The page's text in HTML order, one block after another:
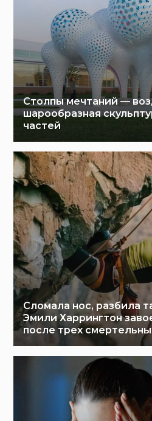
Столпы мечтаний —
шарообразная
частей
Сломала нос, разбила
Эмили Харрингтон
после трех